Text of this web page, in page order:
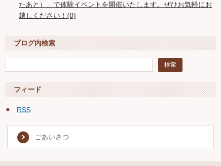
たあと）」で体験イベントを開催いたします。ぜひお気軽にお
越しください！(0)
ブログ内検索
フィード
RSS
ごあいさつ